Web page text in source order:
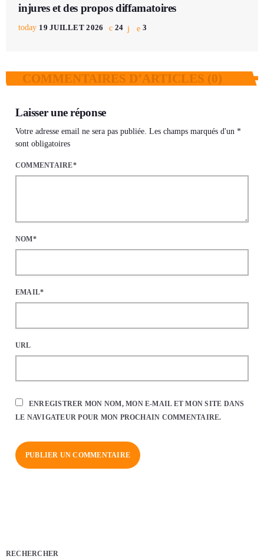
injures et des propos diffamatoires
today 19 JUILLET 2026 24 3
COMMENTAIRES D’ARTICLES (0)
Laisser une réponse
Votre adresse email ne sera pas publiée. Les champs marqués d'un *
sont obligatoires
COMMENTAIRE*
NOM*
EMAIL*
URL
ENREGISTRER MON NOM, MON E-MAIL ET MON SITE DANS
LE NAVIGATEUR POUR MON PROCHAIN COMMENTAIRE.
RECHERCHER